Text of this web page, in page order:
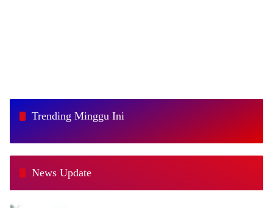
Trending Minggu Ini
News Update